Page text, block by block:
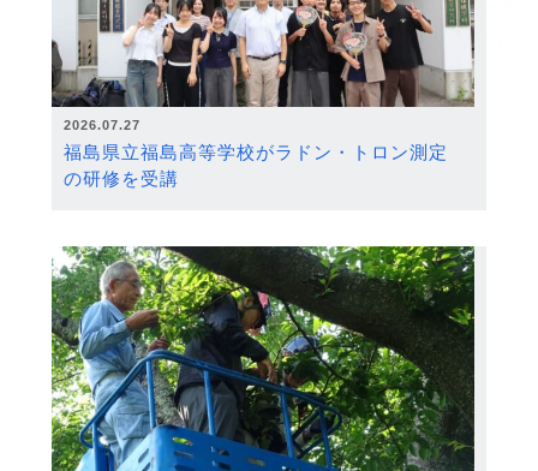
2026.07.27
福島県立福島高等学校がラドン・トロン測定
の研修を受講